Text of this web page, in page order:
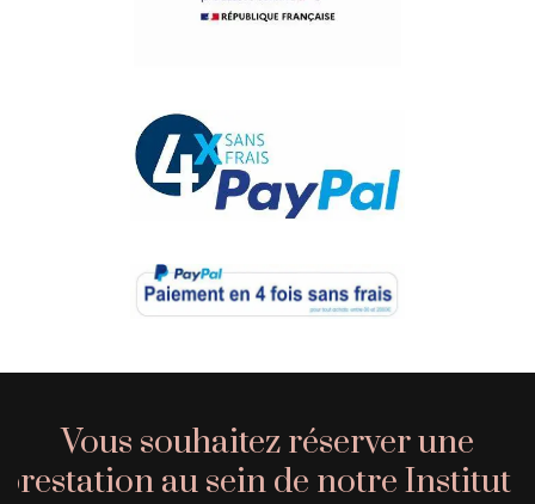
Vous souhaitez réserver une
prestation au sein de notre Institut ?